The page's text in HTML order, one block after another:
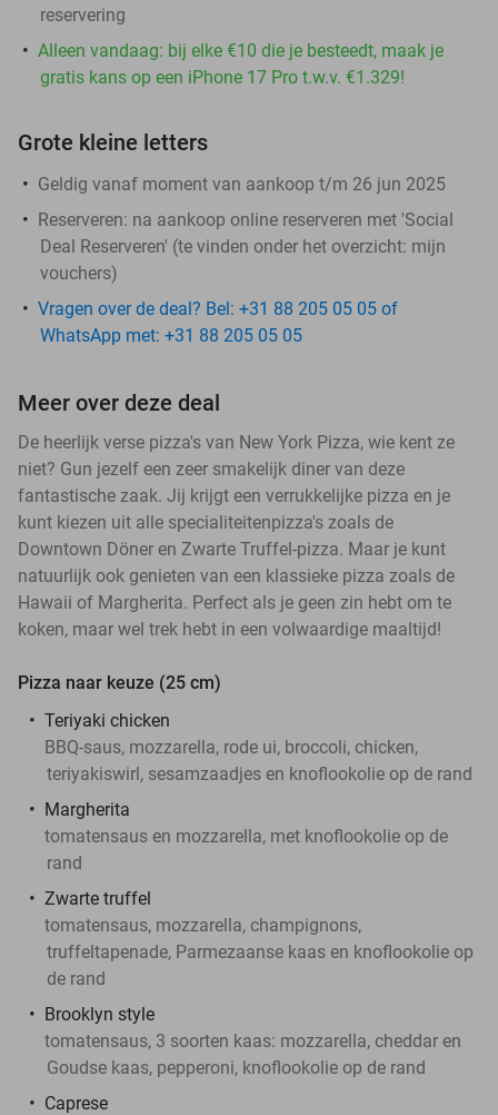
reservering
Alleen vandaag: bij elke €10 die je besteedt, maak je
gratis kans op een iPhone 17 Pro t.w.v. €1.329!
Grote kleine letters
Geldig vanaf moment van aankoop t/m 26 jun 2025
Reserveren: na aankoop online reserveren met 'Social
Deal Reserveren' (te vinden onder het overzicht: mijn
vouchers)
Vragen over de deal? Bel: +31 88 205 05 05 of
WhatsApp met: +31 88 205 05 05
Meer over deze deal
De heerlijk verse pizza's van New York Pizza, wie kent ze
niet? Gun jezelf een zeer smakelijk diner van deze
fantastische zaak. Jij krijgt een verrukkelijke pizza en je
kunt kiezen uit alle specialiteitenpizza's zoals de
Downtown Döner en Zwarte Truffel-pizza. Maar je kunt
natuurlijk ook genieten van een klassieke pizza zoals de
Hawaii of Margherita. Perfect als je geen zin hebt om te
koken, maar wel trek hebt in een volwaardige maaltijd!
Pizza naar keuze (25 cm)
Teriyaki chicken
BBQ-saus, mozzarella, rode ui, broccoli, chicken,
teriyakiswirl, sesamzaadjes en knoflookolie op de rand
Margherita
tomatensaus en mozzarella, met knoflookolie op de
rand
Zwarte truffel
tomatensaus, mozzarella, champignons,
truffeltapenade, Parmezaanse kaas en knoflookolie op
de rand
Brooklyn style
tomatensaus, 3 soorten kaas: mozzarella, cheddar en
Goudse kaas, pepperoni, knoflookolie op de rand
Caprese